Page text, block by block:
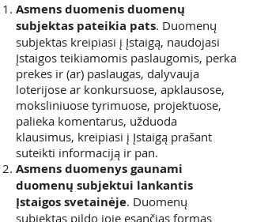
Asmens duomenis duomenų
subjektas pateikia pats. Duomenų
subjektas kreipiasi į Įstaigą, naudojasi
Įstaigos teikiamomis paslaugomis, perka
prekes ir (ar) paslaugas, dalyvauja
loterijose ar konkursuose, apklausose,
moksliniuose tyrimuose, projektuose,
palieka komentarus, užduoda
klausimus, kreipiasi į Įstaigą prašant
suteikti informaciją ir pan.
Asmens duomenys gaunami
duomenų subjektui lankantis
Įstaigos svetainėje. Duomenų
subjektas pildo joje esančias formas